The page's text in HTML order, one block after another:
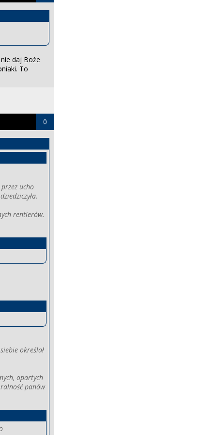
daj Boże
To
ucho
rentierów.
określał
opartych
panów
0